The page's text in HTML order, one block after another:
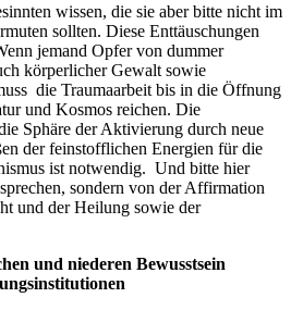
wissen, die sie aber bitte nicht im
sollten. Diese Enttäuschungen
jemand Opfer von dummer
körperlicher Gewalt sowie
die Traumaarbeit bis in die Öffnung
und Kosmos reichen. Die
Sphäre der Aktivierung durch neue
der feinstofflichen Energien für die
ist notwendig. Und bitte hier
sondern von der Affirmation
und der Heilung sowie der
und niederen Bewusstsein